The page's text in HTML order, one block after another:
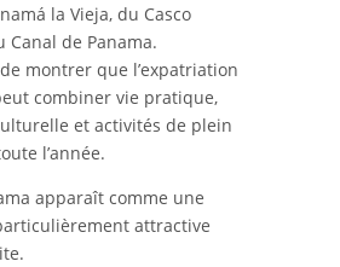
la Vieja, du Casco
Canal de Panama.
montrer que l’expatriation
combiner vie pratique,
et activités de plein
l’année.
apparaît comme une
attractive